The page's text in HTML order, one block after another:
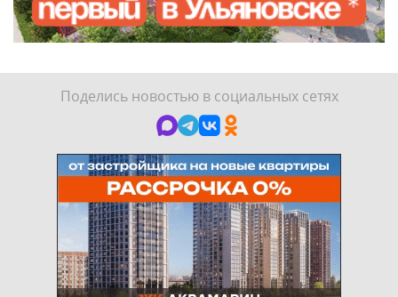
Поделись новостью в социальных сетях